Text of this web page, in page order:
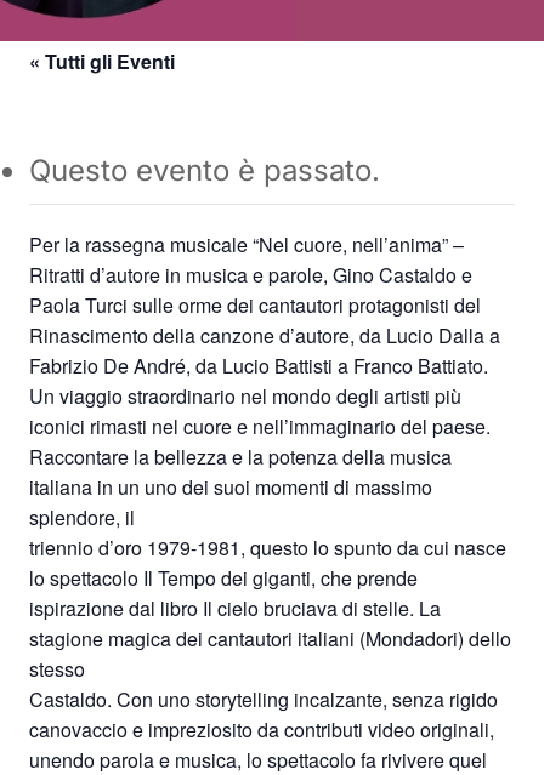
« Tutti gli Eventi
Questo evento è passato.
Per la rassegna musicale “Nel cuore, nell’anima” –
Ritratti d’autore in musica e parole, Gino Castaldo e
Paola Turci sulle orme dei cantautori protagonisti del
Rinascimento della canzone d’autore, da Lucio Dalla a
Fabrizio De André, da Lucio Battisti a Franco Battiato.
Un viaggio straordinario nel mondo degli artisti più
iconici rimasti nel cuore e nell’immaginario del paese.
Raccontare la bellezza e la potenza della musica
italiana in un uno dei suoi momenti di massimo
splendore, il
triennio d’oro 1979-1981, questo lo spunto da cui nasce
lo spettacolo Il Tempo dei giganti, che prende
ispirazione dal libro Il cielo bruciava di stelle. La
stagione magica dei cantautori italiani (Mondadori) dello
stesso
Castaldo. Con uno storytelling incalzante, senza rigido
canovaccio e impreziosito da contributi video originali,
unendo parola e musica, lo spettacolo fa rivivere quel